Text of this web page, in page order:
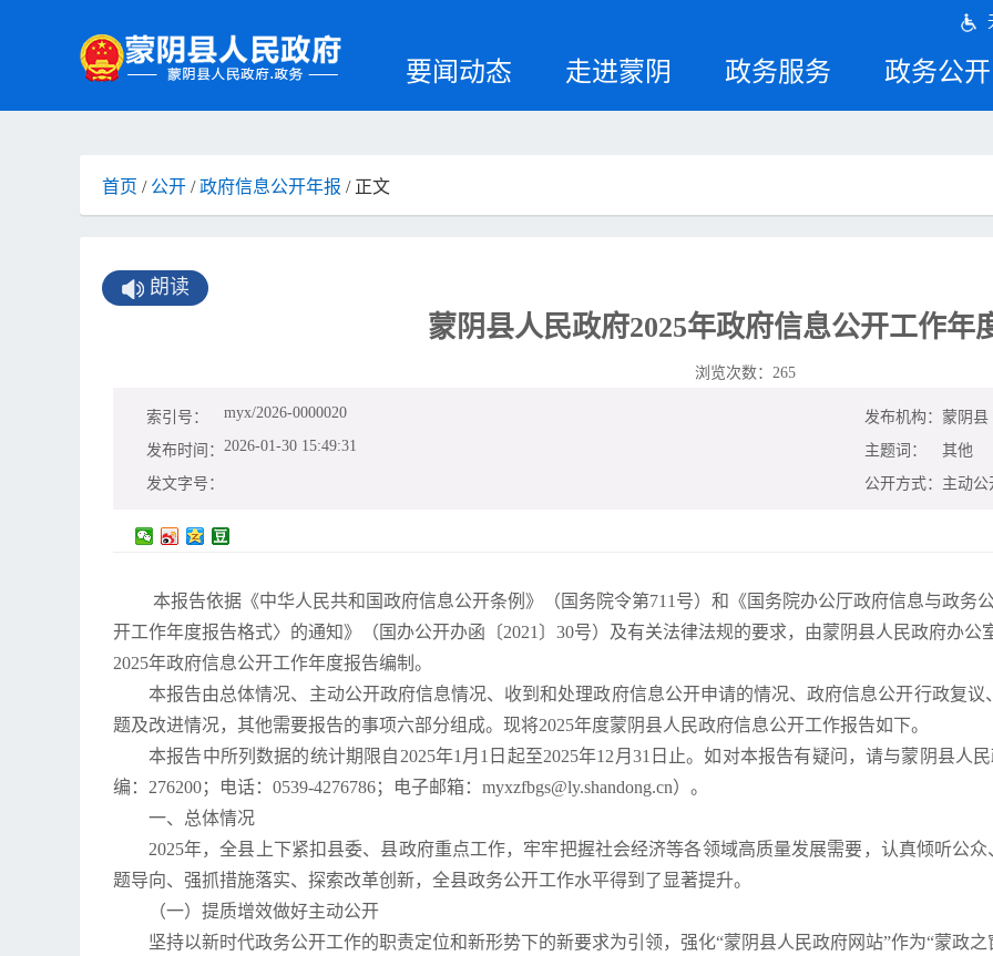
要闻动态 走进蒙阴 政务服务 政务公开
首页 / 公开 /政府信息公开年报 / 正文
朗读
蒙阴县人民政府2025年政府信息公开工作年
浏览次数： 265
索引号： myx/2026-0000020 发布机构： 蒙阴县
发布时间： 2026-01-30 15:49:31 主题词：
其他
发文字号：
公开方式： 主动公
本报告依据《中华人民共和国政府信息公开条例》（国务院令第711号）和《国务院办公厅政府信息与政务
开工作年度报告格式〉的通知》（国办公开办函〔2021〕30号）及有关法律法规的要求，由蒙阴县人民政府办
2025年政府信息公开工作年度报告编制。
本报告由总体情况、主动公开政府信息情况、收到和处理政府信息公开申请的情况、政府信息公开行政复
题及改进情况，其他需要报告的事项六部分组成。现将2025年度蒙阴县人民政府信息公开工作报告如下。
本报告中所列数据的统计期限自2025年1月1日起至2025年12月31日止。如对本报告有疑问，请与蒙阴县人
编：276200；电话：0539-4276786；电子邮箱：myxzfbgs@ly.shandong.cn）。
一、总体情况
2025年，全县上下紧扣县委、县政府重点工作，牢牢把握社会经济等各领域高质量发展需要，认真倾听公
题导向、强抓措施落实、探索改革创新，全县政务公开工作水平得到了显著提升。
（一）提质增效做好主动公开
坚持以新时代政务公开工作的职责定位和新形势下的新要求为引领，强化“蒙阴县人民政府网站”作为“蒙政